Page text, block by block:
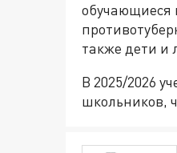
обучающиеся
также дети и
В 2025/2026
школьников,